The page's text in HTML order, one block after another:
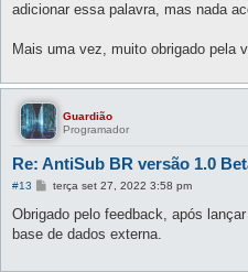
adicionar essa palavra, mas nada
Mais uma vez, muito obrigado pela
Guardião
Programador
Re: AntiSub BR versão 1.0
#13
M
n
a
terça set 27, 2022 3:58 pm
Obrigado pelo feedback, após
base de dados externa.